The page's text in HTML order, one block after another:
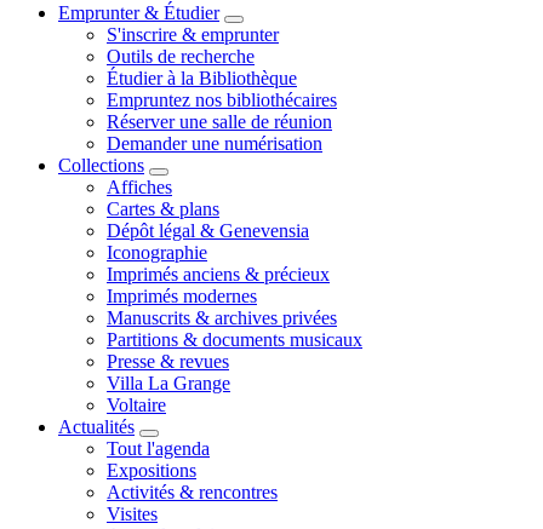
Emprunter & Étudier
S'inscrire & emprunter
Outils de recherche
Étudier à la Bibliothèque
Empruntez nos bibliothécaires
Réserver une salle de réunion
Demander une numérisation
Collections
Affiches
Cartes & plans
Dépôt légal & Genevensia
Iconographie
Imprimés anciens & précieux
Imprimés modernes
Manuscrits & archives privées
Partitions & documents musicaux
Presse & revues
Villa La Grange
Voltaire
Actualités
Tout l'agenda
Expositions
Activités & rencontres
Visites